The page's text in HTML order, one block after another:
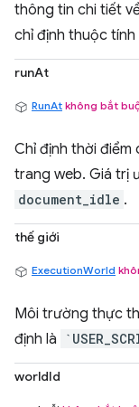
thông tin chi tiết
chỉ định thuộc
runAt
RunAt không bắt
Chỉ định thời
trang web. Giá trị
document_idle .
thế giới
ExecutionWorld
Môi trường thực
định là
worldId